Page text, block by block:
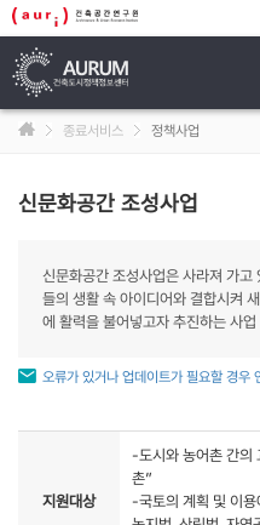
종료서비스 정책사업
신문화공간 조성사업
신문화공간 조성사업은 사라져 가고
들의 생활 속 아이디어와 결합시켜
에 활력을 불어넣고자 추진하는 사업
오류가 있거나 업데이트가 필요할 경우
지원대상
-도시와 농어촌 간의
촌”
-국토의 계획 및 이용